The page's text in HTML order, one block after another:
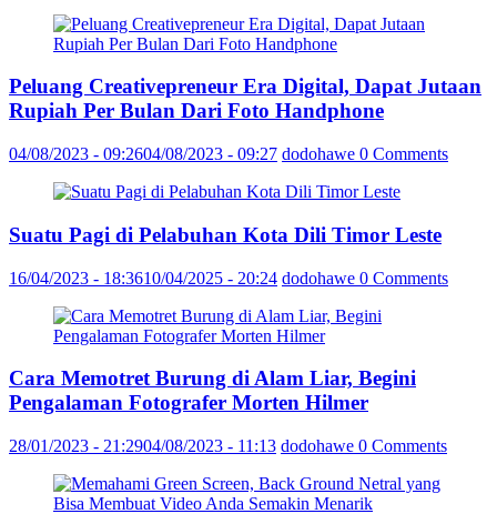
Peluang Creativepreneur Era Digital, Dapat Jutaan
Rupiah Per Bulan Dari Foto Handphone
04/08/2023 - 09:2604/08/2023 - 09:27 dodohawe 0 Comments
Suatu Pagi di Pelabuhan Kota Dili Timor Leste
16/04/2023 - 18:3610/04/2025 - 20:24 dodohawe 0 Comments
Cara Memotret Burung di Alam Liar, Begini
Pengalaman Fotografer Morten Hilmer
28/01/2023 - 21:2904/08/2023 - 11:13 dodohawe 0 Comments